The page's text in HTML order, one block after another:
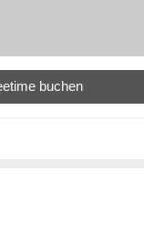
buchen